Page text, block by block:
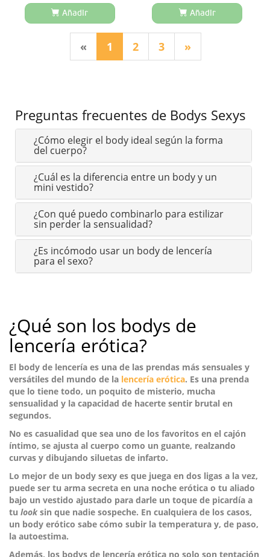
Añadir Añadir
« 1 (current)
2 3 »
Preguntas frecuentes de Bodys Sexys
¿Cómo elegir el body ideal según la forma
del cuerpo?
¿Cuál es la diferencia entre un body y un
mini vestido?
¿Con qué puedo combinarlo para estilizar
sin perder la sensualidad?
¿Es incómodo usar un body de lencería
para el sexo?
¿Qué son los bodys de
lencería erótica?
El body de lencería es una de las prendas más sensuales y
versátiles del mundo de la lencería erótica. Es una prenda
que lo tiene todo, un poquito de misterio, mucha
sensualidad y la capacidad de hacerte sentir brutal en
segundos.
No es casualidad que sea uno de los favoritos en el cajón
íntimo, se ajusta al cuerpo como un guante, realzando
curvas y dibujando siluetas de infarto.
Lo mejor de un body sexy es que juega en dos ligas a la vez,
puede ser tu arma secreta en una noche erótica o tu aliado
bajo un vestido ajustado para darle un toque de picardía a
tu looksin que nadie sospeche. En cualquiera de los casos,
un body erótico sabe cómo subir la temperatura y, de paso,
la autoestima.
Además, los bodys de lencería erótica no solo son tentación